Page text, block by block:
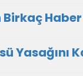
Birkaç Haber
Yasağını